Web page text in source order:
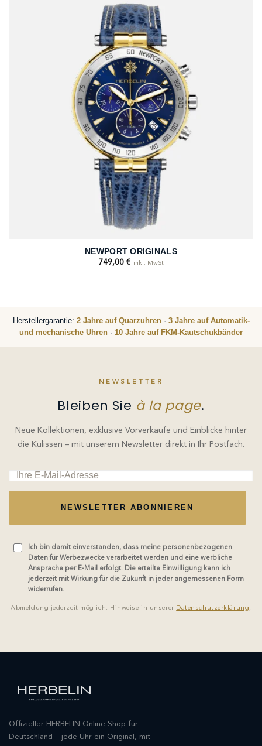
NEWPORT ORIGINALS
749,00 € inkl. MwSt
Herstellergarantie: 2 Jahre auf Quarzuhren· 3 Jahre auf Automatik-
und mechanische Uhren · 10 Jahre auf FKM-Kautschukbänder
NEWSLETTER
Bleiben Sie à la page.
Neue Kollektionen, exklusive Vorverkäufe und Einblicke hinter
die Kulissen – mit unserem Newsletter direkt in Ihr Postfach.
NEWSLETTER ABONNIEREN
Ich bin damit einverstanden, dass meine personenbezogenen
Daten für Werbezwecke verarbeitet werden und eine werbliche
Ansprache per E-Mail erfolgt. Die erteilte Einwilligung kann ich
jederzeit mit Wirkung für die Zukunft in jeder angemessenen Form
widerrufen.
Abmeldung jederzeit möglich. Hinweise in unserer Datenschutzerklärung.
Offizieller HERBELIN Online-Shop für
Deutschland – jede Uhr ein Original, mit